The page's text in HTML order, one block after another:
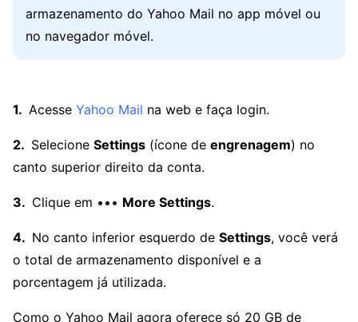
armazenamento do Yahoo Mail no app móvel ou
no navegador móvel.
Acesse Yahoo Mail na web e faça login.
Selecione Settings (ícone de engrenagem) no
canto superior direito da conta.
Clique em ••• More Settings.
No canto inferior esquerdo de Settings, você verá
o total de armazenamento disponível e a
porcentagem já utilizada.
Como o Yahoo Mail agora oferece só 20 GB de